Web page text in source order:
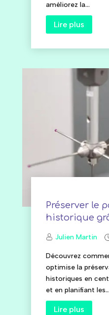
améliorez la...
Lire plus
Préserver le
historique
Julien Martin
Découvrez
optimise la
historiques en
et en planifiant les...
Lire plus